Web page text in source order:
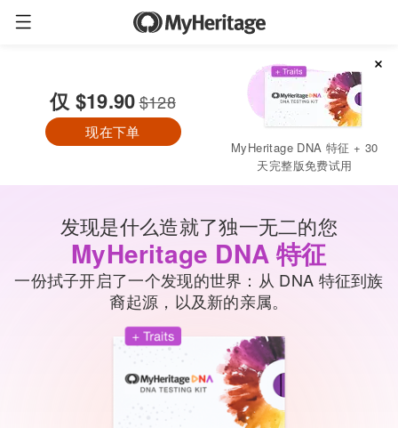
仅 $19.90$128
MyHeritage DNA 特征 + 30
天完整版免费试用
现在下单
仅$19.90 $128+免费送货
发现是什么造就了独一无二的您
MyHeritage DNA 特征
一份拭子开启了一个发现的世界：从 DNA 特征到族
裔起源，以及新的亲属。